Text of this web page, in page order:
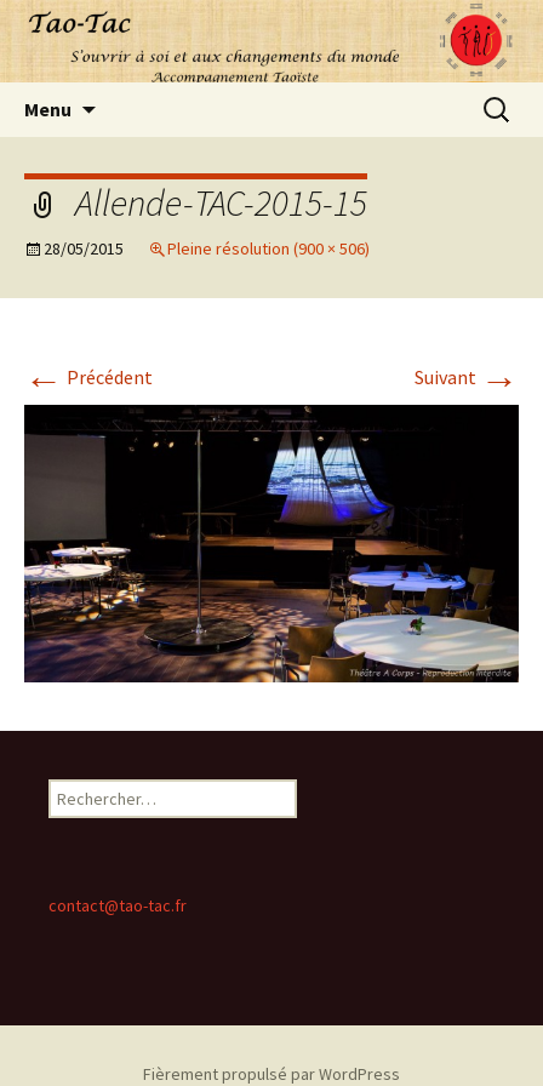
Menu
Allende-TAC-2015-15
28/05/2015 Pleine résolution (900 × 506)
← Précédent Suivant →
Rechercher :
contact@tao-tac.fr
Fièrement propulsé par WordPress